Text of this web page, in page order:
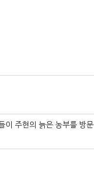
이 주현의 늙은 농부를 방문